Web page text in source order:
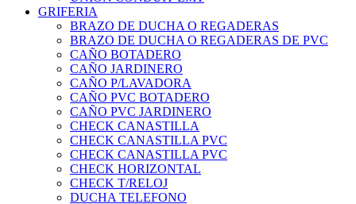
GRIFERIA
BRAZO DE DUCHA O REGADERAS
BRAZO DE DUCHA O REGADERAS DE PVC
CAÑO BOTADERO
CAÑO JARDINERO
CAÑO P/LAVADORA
CAÑO PVC BOTADERO
CAÑO PVC JARDINERO
CHECK CANASTILLA
CHECK CANASTILLA PVC
CHECK CANASTILLA PVC
CHECK HORIZONTAL
CHECK T/RELOJ
DUCHA TELEFONO